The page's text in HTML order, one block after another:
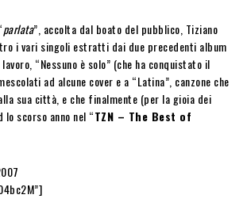
parlata”, accolta dal boato del pubblico, Tiziano
i vari singoli estratti dai due precedenti album
“Nessuno è solo” (che ha conquistato il
ad alcune cover e a “Latina”, canzone che
sua città, e che finalmente (per la gioia dei
scorso anno nel “TZN – The Best of